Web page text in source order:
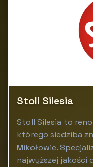
Stoll Silesia
Stoll Silesia to
którego siedziba
Mikołowie.
najwyższej